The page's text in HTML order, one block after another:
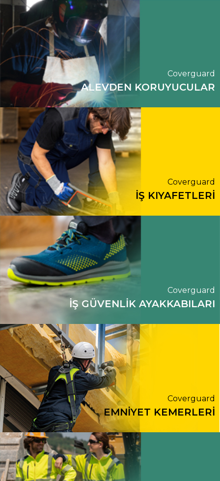
Coverguard
ALEVDEN KORUYUCULAR
Coverguard
İŞ KIYAFETLERİ
Coverguard
İŞ GÜVENLİK AYAKKABILARI
Coverguard
EMNİYET KEMERLERİ